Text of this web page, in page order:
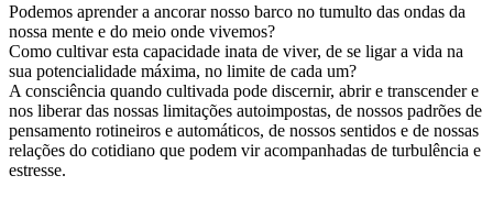
Podemos aprender a ancorar nosso barco no tumulto das ondas da
nossa mente e do meio onde vivemos?
Como cultivar esta capacidade inata de viver, de se ligar a vida na
sua potencialidade máxima, no limite de cada um?
A consciência quando cultivada pode discernir, abrir e transcender e
nos liberar das nossas limitações autoimpostas, de nossos padrões de
pensamento rotineiros e automáticos, de nossos sentidos e de nossas
relações do cotidiano que podem vir acompanhadas de turbulência e
estresse.